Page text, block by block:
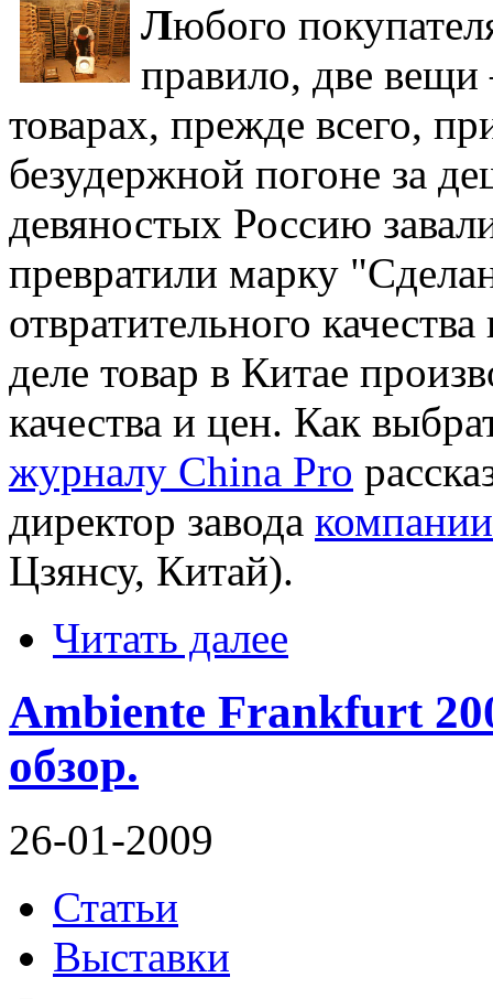
Любого
правило, две вещи
товарах, прежде всего,
безудержной погоне за
девяностых Россию
превратили марку
отвратительного
деле товар в Китае
качества и цен. Как
журналу China Pro
директор завода
Цзянсу, Китай).
Читать далее
Ambiente Frankfurt
обзор.
26-01-2009
Статьи
Выставки